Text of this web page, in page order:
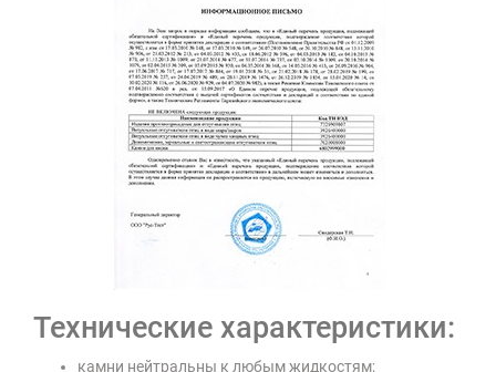
Технические характеристики:
камни нейтральны к любым жидкостям;